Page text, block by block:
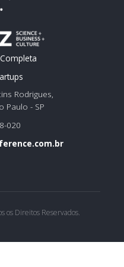
Rodrigues,
Paulo - SP
020
os Direitos Reservados.